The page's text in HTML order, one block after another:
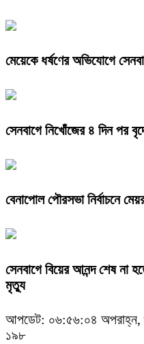
মেয়েকে ধর্ষণের অভিযোগে
সেনবাগে নিখোঁজের ৪ দিন পর
বেনাপোল পৌরসভা নির্বাচনে
সেনবাগে বিয়ের আনন্দ শেষ না
মৃত্যু
আপডেট: ০৬:৫৬:০৪ অপরাহ্ন,
১৯৮